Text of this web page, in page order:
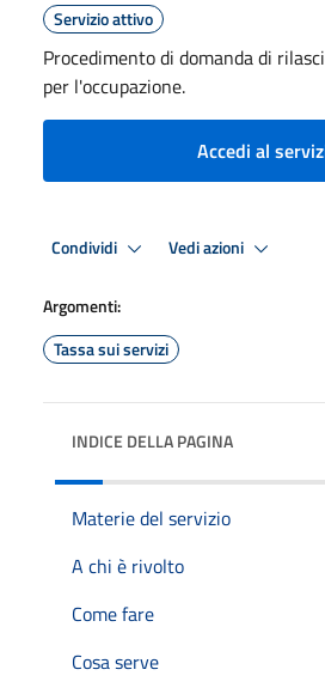
Servizio attivo
Procedimento di domanda di
per l'occupazione.
Accedi al
Condividi Vedi azioni
Argomenti:
Tassa sui servizi
INDICE DELLA PAGINA
Materie del servizio
A chi è rivolto
Come fare
Cosa serve